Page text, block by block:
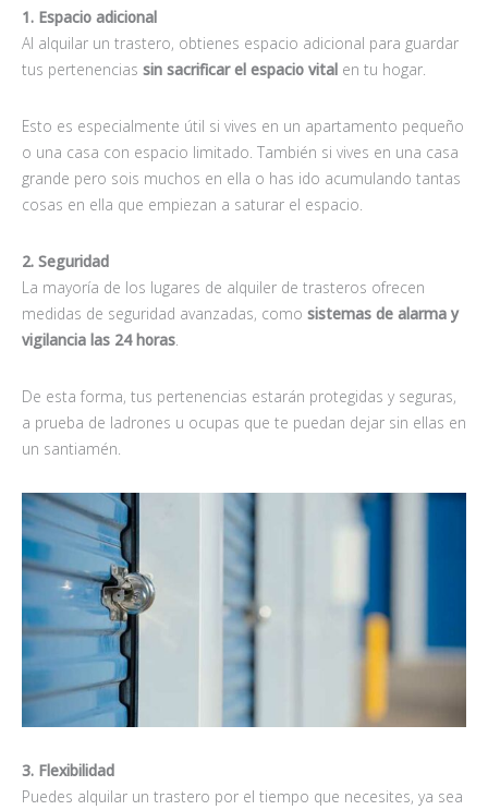
1. Espacio adicional
Al alquilar un trastero, obtienes espacio adicional para guardar
tus pertenencias sin sacrificar el espacio vital en tu hogar.
Esto es especialmente útil si vives en un apartamento pequeño
o una casa con espacio limitado. También si vives en una casa
grande pero sois muchos en ella o has ido acumulando tantas
cosas en ella que empiezan a saturar el espacio.
2. Seguridad
La mayoría de los lugares de alquiler de trasteros ofrecen
medidas de seguridad avanzadas, como sistemas de alarma y
vigilancia las 24 horas
De esta forma, tus pertenencias estarán protegidas y seguras,
a prueba de ladrones u ocupas que te puedan dejar sin ellas en
un santiamén.
3. Flexibilidad
Puedes alquilar un trastero por el tiempo que necesites, ya sea